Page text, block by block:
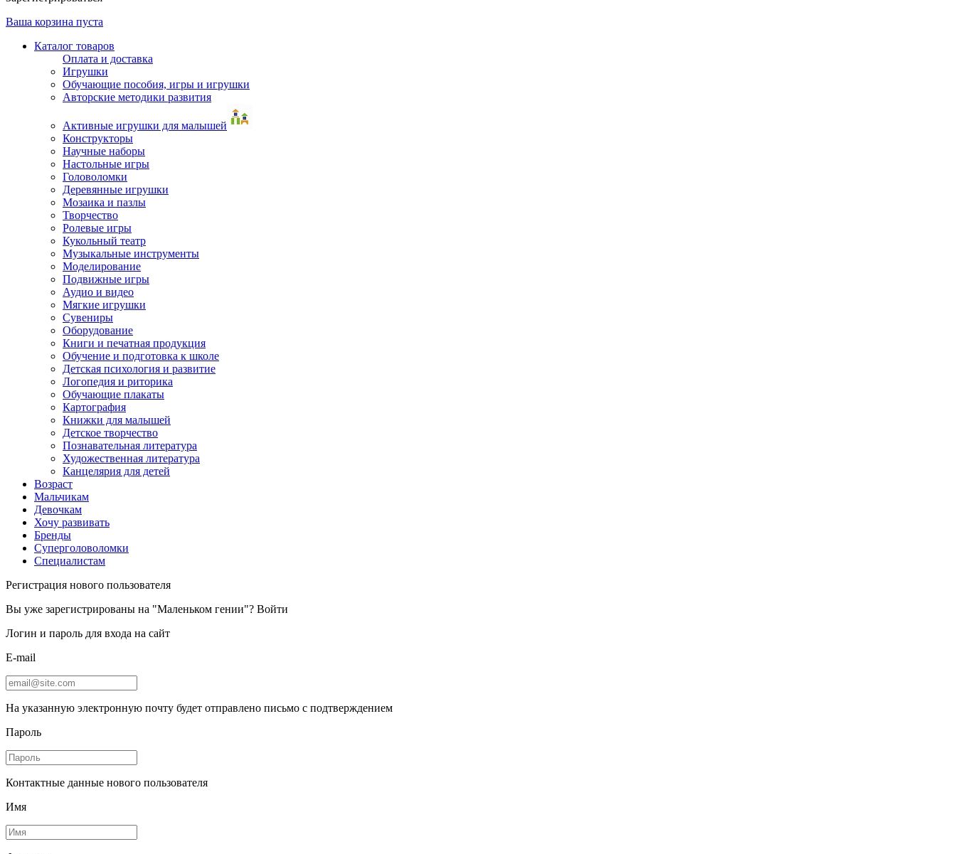
Ваша корзина пуста
Каталог товаров
Оплата и доставка
Игрушки
Обучающие пособия, игры и игрушки
Авторские методики развития
Активные игрушки для малышей
Конструкторы
Научные наборы
Настольные игры
Головоломки
Деревянные игрушки
Мозаика и пазлы
Творчество
Ролевые игры
Кукольный театр
Музыкальные инструменты
Моделирование
Подвижные игры
Аудио и видео
Мягкие игрушки
Сувениры
Оборудование
Книги и печатная продукция
Обучение и подготовка к школе
Детская психология и развитие
Логопедия и риторика
Обучающие плакаты
Картография
Книжки для малышей
Детское творчество
Познавательная литература
Художественная литература
Канцелярия для детей
Возраст
Мальчикам
Девочкам
Хочу развивать
Бренды
Суперголоволомки
Специалистам
Регистрация нового пользователя
Вы уже зарегистрированы на "Маленьком гении"? Войти
Логин и пароль для входа на сайт
E-mail
На указанную электронную почту будет отправлено письмо с подтверждением
Пароль
Контактные данные нового пользователя
Имя